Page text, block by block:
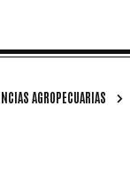
AGROPECUARIAS